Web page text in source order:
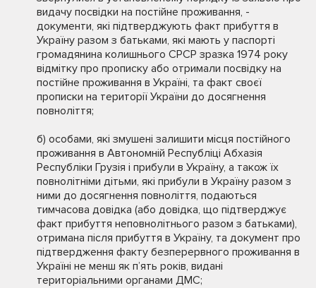
видачу посвідки на постійне проживання, -
документи, які підтверджують факт прибуття в
Україну разом з батьками, які мають у паспорті
громадянина колишнього СРСР зразка 1974 року
відмітку про прописку або отримали посвідку на
постійне проживання в Україні, та факт своєї
прописки на території України до досягнення
повноліття;
б) особами, які змушені залишити місця постійного
проживання в Автономній Республіці Абхазія
Республіки Грузія і прибули в Україну, а також їх
повнолітніми дітьми, які прибули в Україну разом з
ними до досягнення повноліття, подаються
тимчасова довідка (або довідка, що підтверджує
факт прибуття неповнолітнього разом з батьками),
отримана після прибуття в Україну, та документ про
підтвердження факту безперервного проживання в
Україні не менш як п’ять років, видані
територіальними органами ДМС;